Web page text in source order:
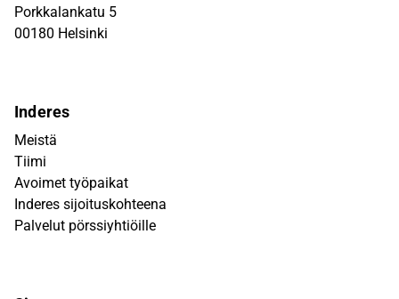
Porkkalankatu 5
00180 Helsinki
Inderes
Meistä
Tiimi
Avoimet työpaikat
Inderes sijoituskohteena
Palvelut pörssiyhtiöille